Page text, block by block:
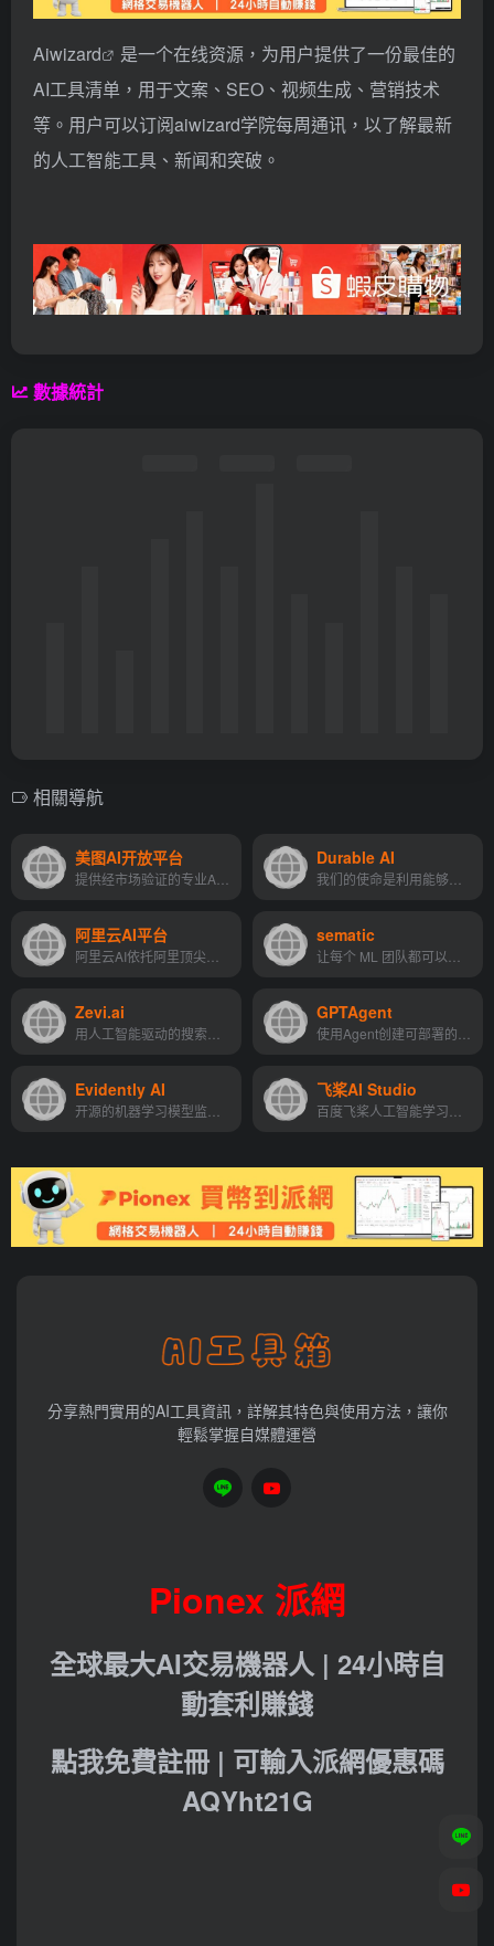
Aiwizard
是一个在线资源，为用户提供了一份最佳的
AI工具清单，用于文案、SEO、视频生成、营销技术
等。用户可以订阅aiwizard学院每周通讯，以了解最新
的人工智能工具、新闻和突破。
數據統計
相關導航
美图AI开放平台 Durable AI
阿里云AI平台 sematic
Zevi.ai GPTAgent
Evidently AI 飞桨AI Studio
分享熱門實用的AI工具資訊，詳解其特色與使用方法，讓你
輕鬆掌握自媒體運營
Pionex 派網
全球最大AI交易機器人 | 24小時自
動套利賺錢
點我免費註冊 | 可輸入派網優惠碼
AQYht21G